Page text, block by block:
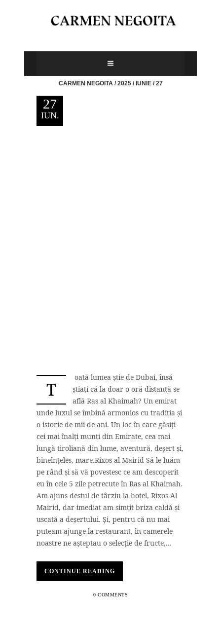
CARMEN NEGOITA/2025/IUNIE/27
27
IUN.
T
oată lumea știe de Dubai, însă
știați că la doar o oră distanță se
află Ras al Khaimah? Un emirat
unde luxul se îmbină armonios cu tradiția și
o istorie de mii de ani. Un loc în care găsiți
cei mai înalți munți din Emirate, cea mai
lungă tiroliană din lume, aventură, deșert și,
bineînțeles, mare.Rixos al Mairid Să le luăm
pe rând și să vă povestesc ce am descoperit
eu în cele 5 zile petrecute în Ras al Khaimah.
Am ajuns destul de târziu la hotel, Rixos Al
Mairid, dar imediat am simțit briza caldă și
uscată a deșertului. Și, pentru că nu mai
puteam ajunge la restaurant, în camerele
noastre ne așteptau o selecție de fructe,...
CONTINUE READING
0 COMMENTS